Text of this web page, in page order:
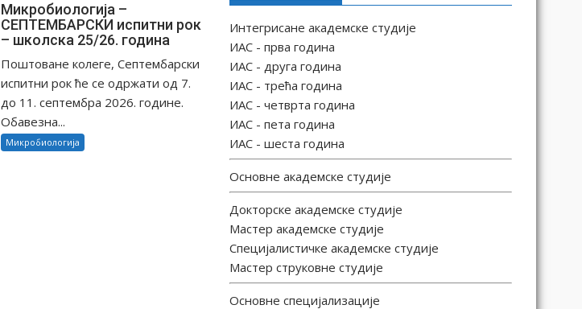
Микробиологија –
СЕПТЕМБАРСКИ испитни рок
– школска 25/26. година
Поштоване колеге, Септембарски
испитни рок ће се одржати од 7.
до 11. септембра 2026. године.
Обавезна...
Микробиологија
Интегрисане академске студије
ИАС - прва година
ИАС - друга година
ИАС - трећа година
ИАС - четврта година
ИАС - пета година
ИАС - шеста година
Основне академске студије
Докторске академске студије
Мастер академске студије
Специјалистичке академске студије
Мастер струковне студије
Основне специјализације